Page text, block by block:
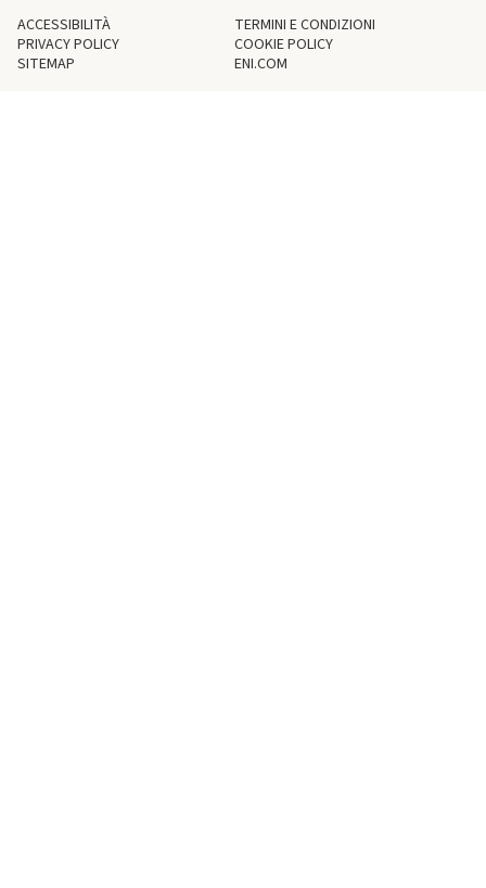
ACCESSIBILITÀ
TERMINI E CONDIZIONI
PRIVACY POLICY
COOKIE POLICY
SITEMAP
ENI.COM